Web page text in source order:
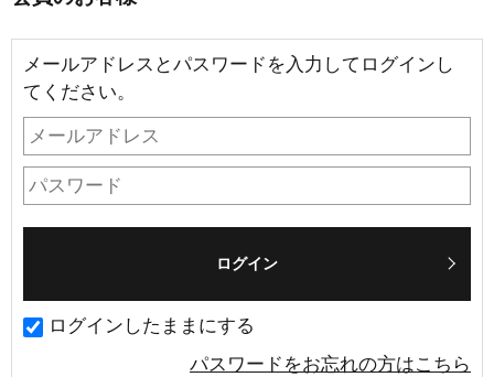
メールアドレスとパスワードを入力してログインし
てください。
ログインしたままにする
パスワードをお忘れの方はこちら